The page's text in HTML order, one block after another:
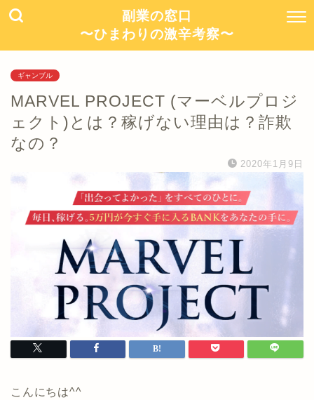
副業の窓口
〜ひまわりの激辛考察〜
ギャンブル
MARVEL PROJECT (マーベルプロジ
ェクト)とは？稼げない理由は？詐欺
なの？
2020年1月9日
こんにちは^^